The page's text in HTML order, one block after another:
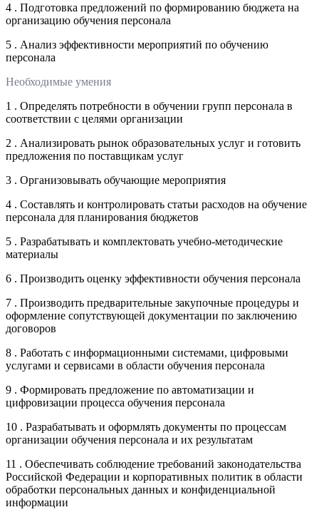
4 . Подготовка предложений по формированию бюджета на
организацию обучения персонала
5 . Анализ эффективности мероприятий по обучению
персонала
Необходимые умения
1 . Определять потребности в обучении групп персонала в
соответствии с целями организации
2 . Анализировать рынок образовательных услуг и готовить
предложения по поставщикам услуг
3 . Организовывать обучающие мероприятия
4 . Составлять и контролировать статьи расходов на обучение
персонала для планирования бюджетов
5 . Разрабатывать и комплектовать учебно-методические
материалы
6 . Производить оценку эффективности обучения персонала
7 . Производить предварительные закупочные процедуры и
оформление сопутствующей документации по заключению
договоров
8 . Работать с информационными системами, цифровыми
услугами и сервисами в области обучения персонала
9 . Формировать предложение по автоматизации и
цифровизации процесса обучения персонала
10 . Разрабатывать и оформлять документы по процессам
организации обучения персонала и их результатам
11 . Обеспечивать соблюдение требований законодательства
Российской Федерации и корпоративных политик в области
обработки персональных данных и конфиденциальной
информации